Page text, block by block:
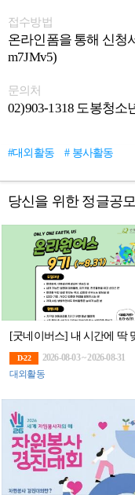
접수방법
온라인폼을 통해 신청
m7JMv5)
문의처
02)903-1318 도봉청소
#대외활동 # 봉사활동
당신을 위한 정글공
D-22
2026-08-03 ~ 2026-08-31
대외활동